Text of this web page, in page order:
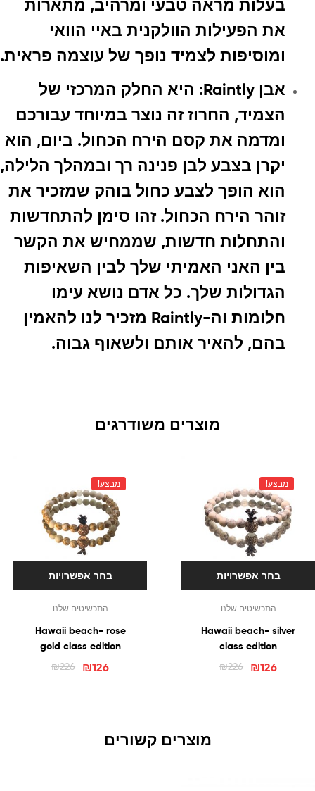
בעלות מראה טבעי ומרהיב, מתארות
את הפעילות הוולקנית באיי הוואי
ומוסיפות לצמיד נופך של עוצמה פראית.
אבן Raintly
: היא החלק המרכזי של
הצמיד, החרוז זה נוצר במיוחד עבורכם
ומדמה את קסם הירח הכחול. ביום, הוא
יקרן בצבע לבן פנינה רך ובמהלך הלילה,
הוא הופך לצבע כחול בוהק שמזכיר את
זוהר הירח הכחול. זהו סימן להתחדשות
והתחלות חדשות, שממחיש את הקשר
בין האני האמיתי שלך לבין השאיפות
הגדולות שלך. כל אדם נושא עימו
חלומות וה-Raintly מזכיר לנו להאמין
בהם, להאיר אותם ולשאוף גבוה.
מוצרים משודרגים
מבצע!
בחר אפשרויות
התכשיטים שלנו
Hawaii beach- silver
class edition
₪226 ₪126
מבצע!
בחר אפשרויות
התכשיטים שלנו
Hawaii beach- rose
gold class edition
₪226 ₪126
מוצרים קשורים